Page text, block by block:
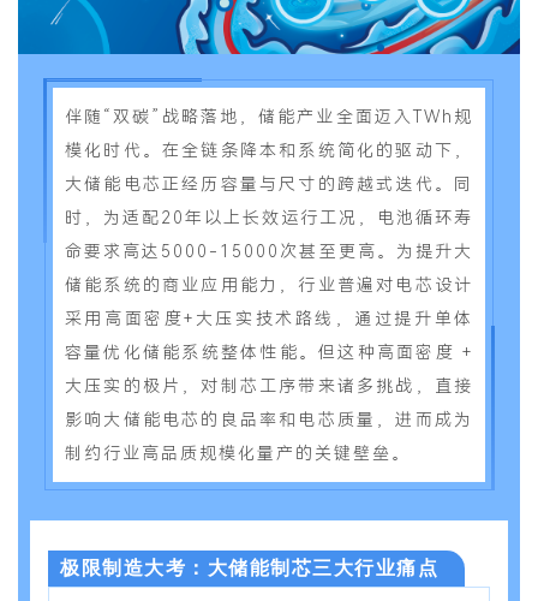
伴随“双碳”战略落地，储能产业全面迈入TWh规
模化时代 。 在全链条降本和系统简化的驱动下
大储能电芯 正经历 容量与尺寸的跨越式迭代。 同
时，为适配20年以上长效运行 工况，
电池循环寿
命要求高达5000-15000次甚至更高。为提升大
储能系统的商业应用能力
，行业普遍 对电芯设计
采用 高面密度+大压实 技术路线，通过提升单体
容量优化储能系统整体性能。但这种高面密度 +
大压实的极片，对制芯工序带来诸多挑战，直接
影响大储能电芯的良品率和电芯质量，进而成为
制约行业高品质规模化量产的关键壁垒。
极限制造大考：大储能制芯三大行业痛点